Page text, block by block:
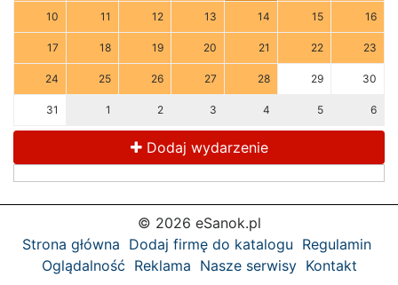
10 11 12 13 14 15 16
17 18 19 20 21 22 23
24 25 26 27 28 29 30
31 1 2 3 4 5 6
Dodaj wydarzenie
© 2026 eSanok.pl
Strona główna Dodaj firmę do katalogu Regulamin
Oglądalność Reklama Nasze serwisy Kontakt